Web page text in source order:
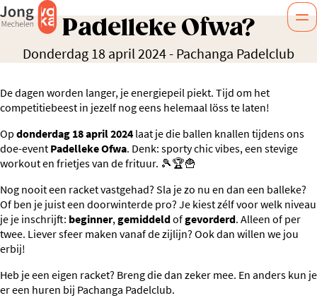
Padelleke Ofwa?
Donderdag 18 april 2024- Pachanga Padelclub
De dagen worden langer, je energiepeil piekt. Tijd om het
competitiebeest in jezelf nog eens helemaal löss te laten!
Op donderdag 18 april 2024 laat je die ballen knallen tijdens ons
doe-event Padelleke Ofwa. Denk: sporty chic vibes, een stevige
workout en frietjes van de frituur. 🎾🏆🍟
Nog nooit een racket vastgehad? Sla je zo nu en dan een balleke?
Of ben je juist een doorwinterde pro? Je kiest zélf voor welk niveau
je je inschrijft: beginner,gemiddeldofgevorderd. Alleen of per
twee. Liever sfeer maken vanaf de zijlijn? Ook dan willen we jou
erbij!
Heb je een eigen racket? Breng die dan zeker mee. En anders kun je
er een huren bij Pachanga Padelclub.